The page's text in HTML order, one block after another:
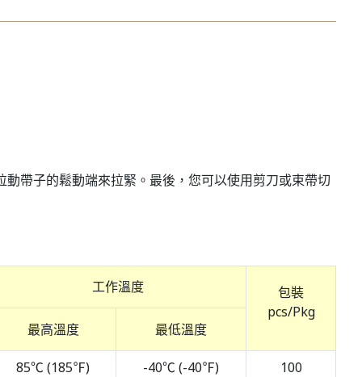
帶子的鬆動端來拉緊。最後，您可以使用剪刀或束帶切
工作溫度
包裝
pcs/Pkg
最高溫度
最低溫度
85℃ (185℉) -40℃ (-40℉)
100